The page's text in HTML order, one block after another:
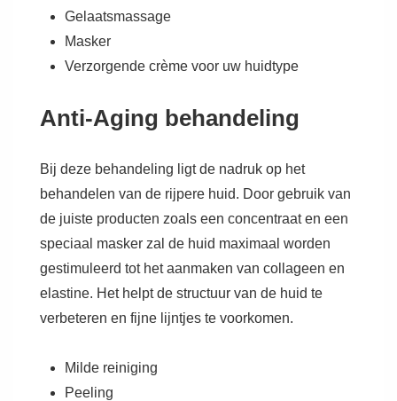
Gelaatsmassage
Masker
Verzorgende crème voor uw huidtype
Anti-Aging behandeling
Bij deze behandeling ligt de nadruk op het
behandelen van de rijpere huid. Door gebruik van
de juiste producten zoals een concentraat en een
speciaal masker zal de huid maximaal worden
gestimuleerd tot het aanmaken van collageen en
elastine. Het helpt de structuur van de huid te
verbeteren en fijne lijntjes te voorkomen.
Milde reiniging
Peeling